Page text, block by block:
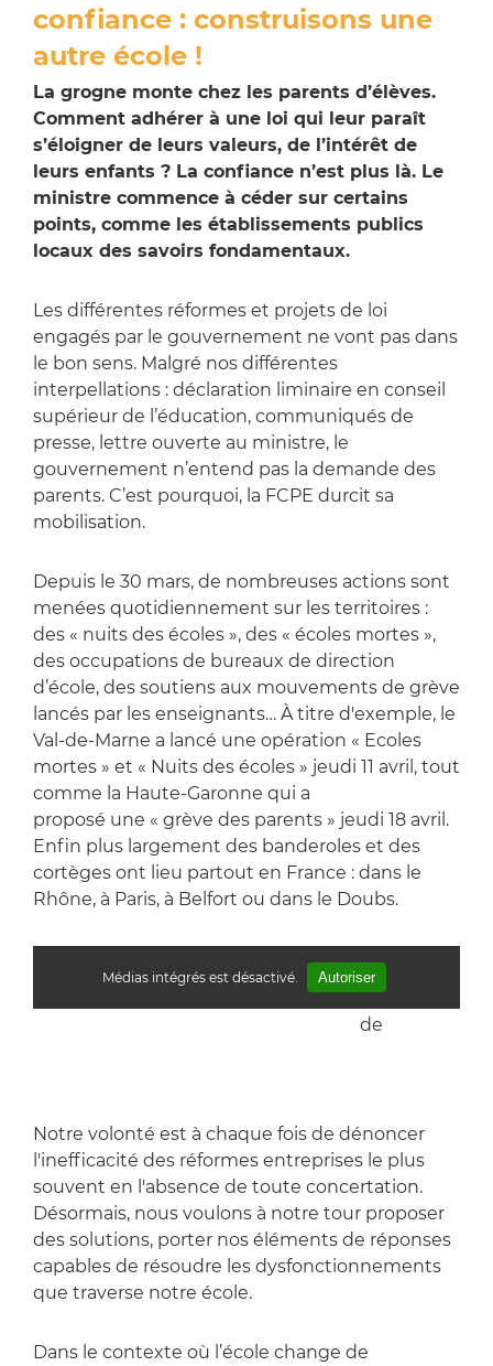
confiance : construisons une
autre école !
La grogne monte chez les parents d’élèves.
Comment adhérer à une loi qui leur paraît
s’éloigner de leurs valeurs, de l’intérêt de
leurs enfants ? La confiance n’est plus là. Le
ministre commence à céder sur certains
points, comme les établissements publics
locaux des savoirs fondamentaux.
Les différentes réformes et projets de loi
engagés par le gouvernement ne vont pas dans
le bon sens. Malgré nos différentes
interpellations : déclaration liminaire en conseil
supérieur de l’éducation, communiqués de
presse, lettre ouverte au ministre, le
gouvernement n’entend pas la demande des
parents. C’est pourquoi, la FCPE durcit sa
mobilisation.
Depuis le 30 mars, de nombreuses actions sont
menées quotidiennement sur les territoires :
des « nuits des écoles », des « écoles mortes »,
des occupations de bureaux de direction
d’école, des soutiens aux mouvements de grève
lancés par les enseignants… À titre d'exemple, le
Val-de-Marne a lancé une opération « Ecoles
mortes » et « Nuits des écoles » jeudi 11 avril, tout
comme la Haute-Garonne qui a
proposé une « grève des parents » jeudi 18 avril.
Enfin plus largement des banderoles et des
cortèges ont lieu partout en France : dans le
Rhône, à Paris, à Belfort ou dans le Doubs.
Médias intégrés est désactivé. Autoriser
de
Notre volonté est à chaque fois de dénoncer
l'inefficacité des réformes entreprises le plus
souvent en l'absence de toute concertation.
Désormais, nous voulons à notre tour proposer
des solutions, porter nos éléments de réponses
capables de résoudre les dysfonctionnements
que traverse notre école.
Dans le contexte où l’école change de